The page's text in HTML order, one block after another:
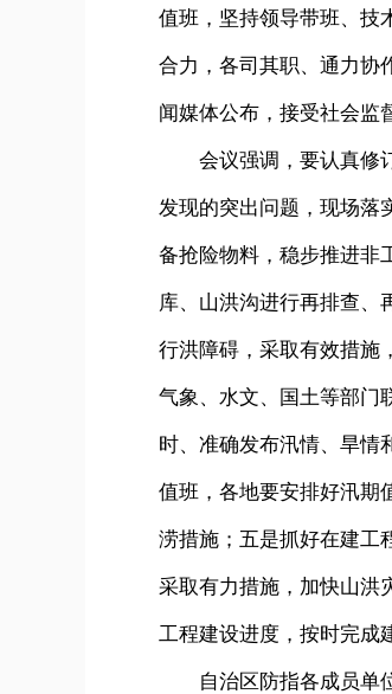
值班，坚持领导带班、技
合力，各司其职、通力协
闻媒体公布，接受社会监
会议强调，要认真修订
发现的突出问题，现场落
备抢险物料，稳步推进非
库、山洪沟进行再排查、
行洪障碍，采取有效措施
气象、水文、国土等部门
时、准确发布汛情、旱情
值班，各地要安排好汛期
涝措施；五是抓好在建工
采取有力措施，加快山洪
工程建设进度，按时完成
自治区防指各成员单位